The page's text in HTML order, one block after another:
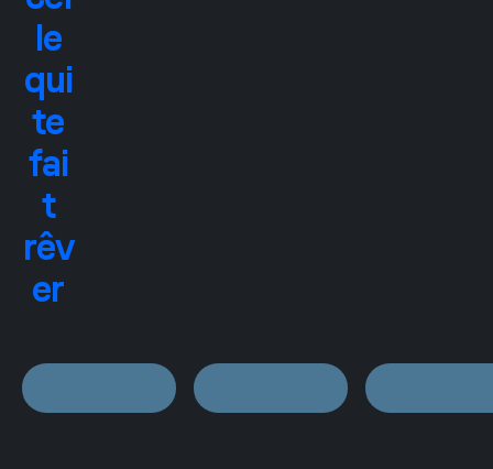
le
qui
te
fai
t
rêv
er